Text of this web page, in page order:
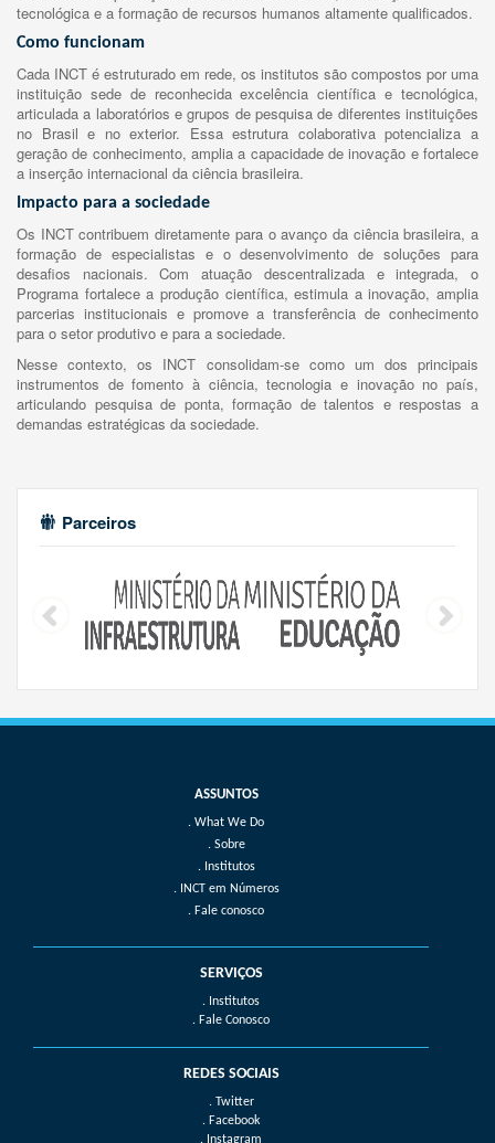
tecnológica e a formação de recursos humanos altamente qualificados.
Como funcionam
Cada INCT é estruturado em rede, os institutos são compostos por uma
instituição sede de reconhecida excelência científica e tecnológica,
articulada a laboratórios e grupos de pesquisa de diferentes instituições
no Brasil e no exterior. Essa estrutura colaborativa potencializa a
geração de conhecimento, amplia a capacidade de inovação e fortalece
a inserção internacional da ciência brasileira.
Impacto para a sociedade
Os INCT contribuem diretamente para o avanço da ciência brasileira, a
formação de especialistas e o desenvolvimento de soluções para
desafios nacionais. Com atuação descentralizada e integrada, o
Programa fortalece a produção científica, estimula a inovação, amplia
parcerias institucionais e promove a transferência de conhecimento
para o setor produtivo e para a sociedade.
Nesse contexto, os INCT consolidam-se como um dos principais
instrumentos de fomento à ciência, tecnologia e inovação no país,
articulando pesquisa de ponta, formação de talentos e respostas a
demandas estratégicas da sociedade.
Parceiros
What We Do
Sobre
Institutos
INCT em Números
Fale conosco
SERVIÇOS
. Institutos
. Fale Conosco
REDES SOCIAIS
. Twitter
. Facebook
. Instagram